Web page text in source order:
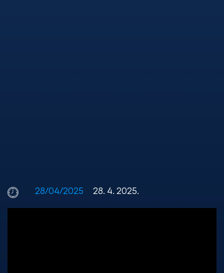
28/04/2025 28. 4. 2025.